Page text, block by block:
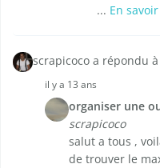
... En
scrapicoco a répondu
il y a 13 ans
organiser une
scrapicoco
salut a tous ,
de trouver le